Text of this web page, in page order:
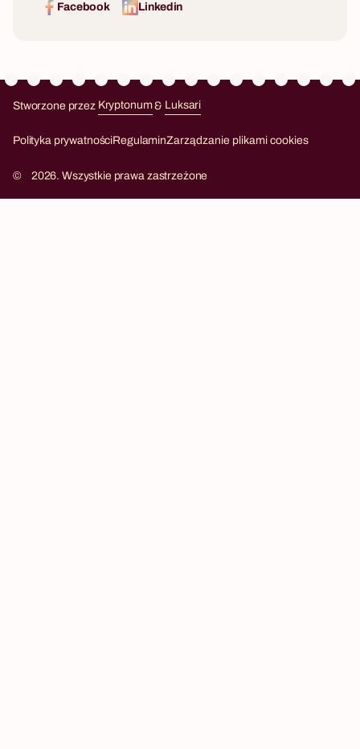
Facebook Linkedin
Stworzone przez Kryptonum& Luksari
Polityka prywatnościRegulaminZarządzanie plikami cookies
© 2026. Wszystkie prawa zastrzeżone